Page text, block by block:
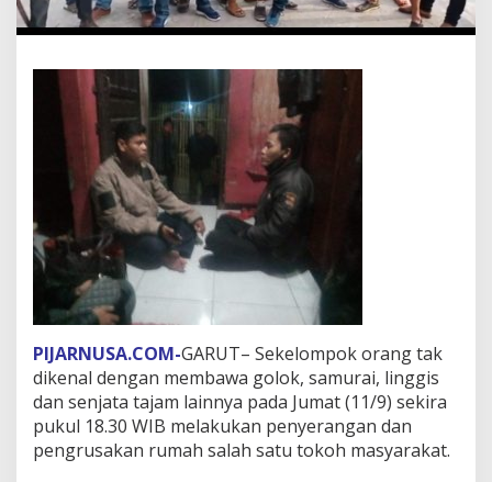
PIJARNUSA.COM-GARUT– Sekelompok orang tak
dikenal dengan membawa golok, samurai, linggis
dan senjata tajam lainnya pada Jumat (11/9) sekira
pukul 18.30 WIB melakukan penyerangan dan
pengrusakan rumah salah satu tokoh masyarakat.